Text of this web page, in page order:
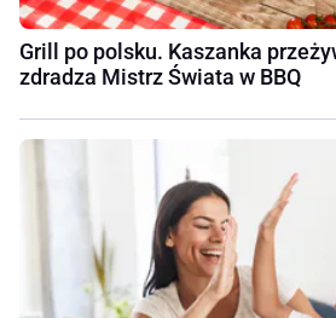
Grill po polsku. Kaszanka
zdradza Mistrz Świata w BBQ